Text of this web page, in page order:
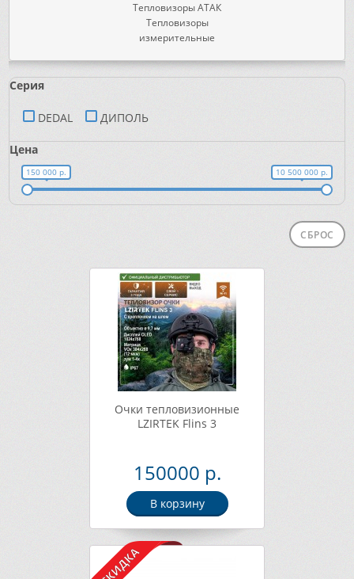
Тепловизоры АТАК
Тепловизоры
измерительные
Серия
DEDAL ДИПОЛЬ
Цена
150 000 р. 10 500 000 р.
СБРОС
Очки тепловизионные
LZIRTEK Flins 3
150000 р.
В корзину